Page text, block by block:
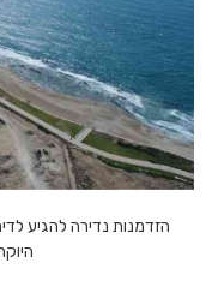
הזדמנות נדירה להגיע